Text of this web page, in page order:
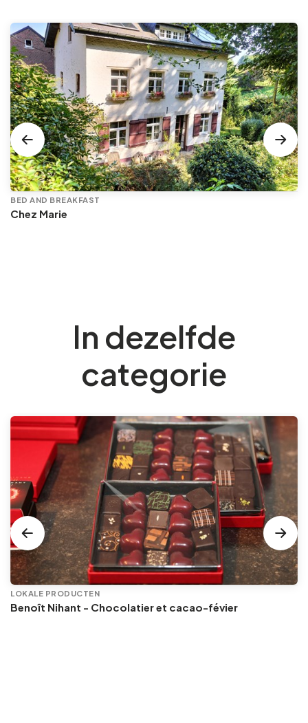
BED AND BREAKFAST
Chez Marie
In dezelfde
categorie
LOKALE PRODUCTEN
Benoît Nihant - Chocolatier et cacao-févier